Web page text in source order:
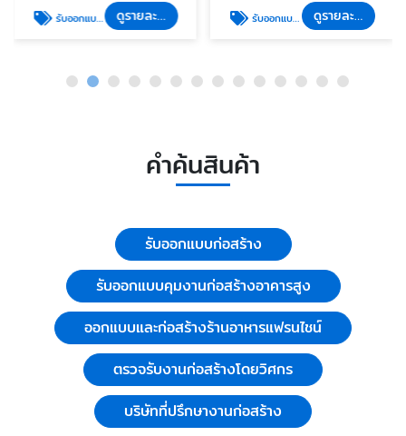
รับออกแบบคุมงานก่อสร้างอาคารสูง ดูรายละเอียด รับออกแบบก่อสร้าง ดูรายละเอียด
คำค้นสินค้า
รับออกแบบก่อสร้าง
รับออกแบบคุมงานก่อสร้างอาคารสูง
ออกแบบและก่อสร้างร้านอาหารแฟรนไชน์
ตรวจรับงานก่อสร้างโดยวิศกร
บริษัทที่ปรึกษางานก่อสร้าง